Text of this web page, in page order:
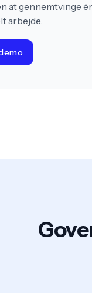
at gennemtvinge
arbejde.